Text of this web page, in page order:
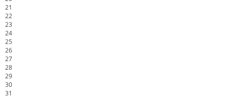
21
22
23
24
25
26
27
28
29
30
31